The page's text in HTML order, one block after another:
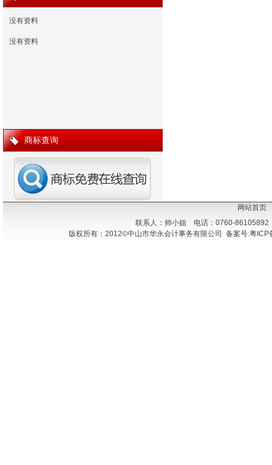
没有资料
没有资料
商标查询
网站首页
联系人：帅小姐 电话：0760-
版权所有：2012©中山市华永会计事务有限公司 备案号:粤